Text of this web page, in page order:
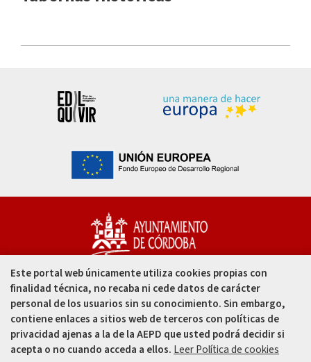
Capitulares, 1. 14002
Córdoba - España
957 49 99 00
957 47 80 50
Este portal web únicamente utiliza cookies propias con
finalidad técnica, no recaba ni cede datos de carácter
personal de los usuarios sin su conocimiento. Sin embargo,
contiene enlaces a sitios web de terceros con políticas de
privacidad ajenas a la de la AEPD que usted podrá decidir si
acepta o no cuando acceda a ellos. Leer Política de cookies